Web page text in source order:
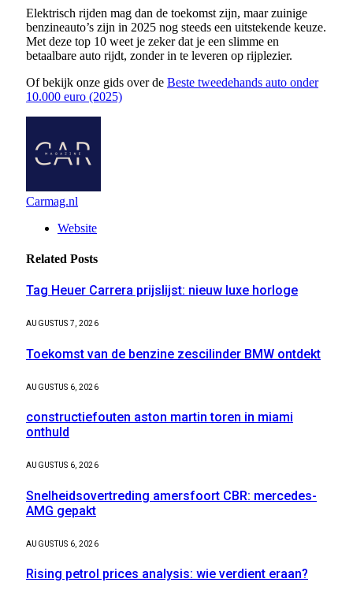
Elektrisch rijden mag dan de toekomst zijn, maar zuinige
benzineauto’s zijn in 2025 nog steeds een uitstekende keuze.
Met deze top 10 weet je zeker dat je een slimme en
betaalbare auto rijdt, zonder in te leveren op rijplezier.
Of bekijk onze gids over de Beste tweedehands auto onder
10.000 euro (2025)
Carmag.nl
Website
Related Posts
Tag Heuer Carrera prijslijst: nieuw luxe horloge
AUGUSTUS 7, 2026
Toekomst van de benzine zescilinder BMW ontdekt
AUGUSTUS 6, 2026
constructiefouten aston martin toren in miami
onthuld
AUGUSTUS 6, 2026
Snelheidsovertreding amersfoort CBR: mercedes-
AMG gepakt
AUGUSTUS 6, 2026
Rising petrol prices analysis: wie verdient eraan?